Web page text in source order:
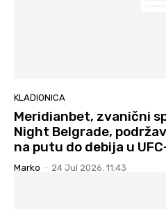
KLADIONICA
Meridianbet, zvanični
Night Belgrade,
na putu do debija u
Marko - 24 Jul 2026. 11:43